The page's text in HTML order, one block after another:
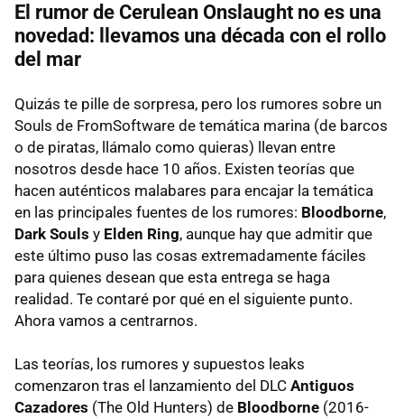
El rumor de Cerulean Onslaught no es una
novedad: llevamos una década con el rollo
del mar
Quizás te pille de sorpresa, pero los rumores sobre un
Souls de FromSoftware de temática marina (de barcos
o de piratas, llámalo como quieras) llevan entre
nosotros desde hace 10 años. Existen teorías que
hacen auténticos malabares para encajar la temática
en las principales fuentes de los rumores: Bloodborne,
Dark Souls y Elden Ring, aunque hay que admitir que
este último puso las cosas extremadamente fáciles
para quienes desean que esta entrega se haga
realidad. Te contaré por qué en el siguiente punto.
Ahora vamos a centrarnos.
Las teorías, los rumores y supuestos leaks
comenzaron tras el lanzamiento del DLC Antiguos
Cazadores (The Old Hunters) de Bloodborne (2016-